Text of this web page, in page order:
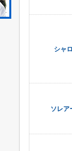
シャ
ソレア